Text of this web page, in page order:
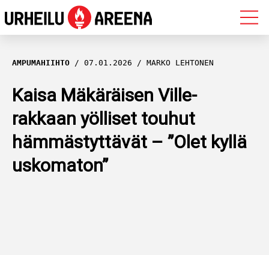
OLYMPIALAISET
MAASTOHIIHTO
AMPUMAHIIHTO
YLEISURHEILU
AMPUMAHIIHTO 07.01.2026 MARKO LEHTONEN
Kaisa Mäkäräisen Ville-
rakkaan yölliset touhut
hämmästyttävät – ”Olet kyllä
uskomaton”